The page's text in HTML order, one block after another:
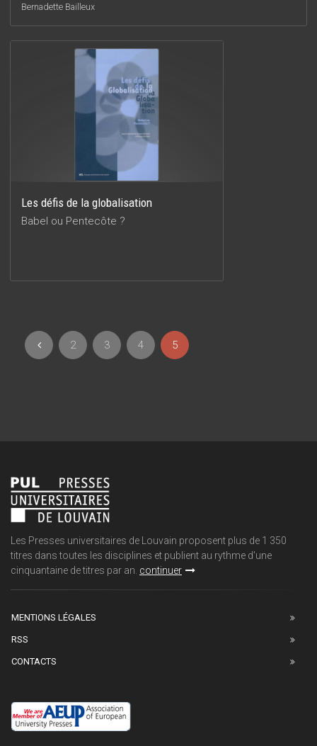
Bernadette Bailleux
Les défis de la globalisation
Babel ou Pentecôte ?
2 3 4 5
Les Presses universitaires de Louvain proposent plus de 1 350
titres dans toutes les disciplines et publient au rythme d'une
cinquantaine de titres par an. continuer
MENTIONS LÉGALES
RSS
CONTACTS